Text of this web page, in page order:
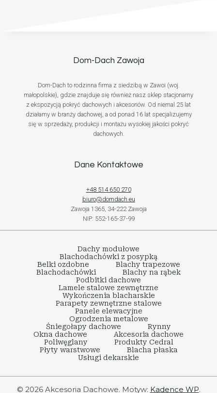
Dom-Dach Zawoja
Dom-Dach to rodzinna firma z siedzibą w Zawoi (woj.
małopolskie), gdzie znajduje się również nasz sklep stacjonarny
z ekspozycją pokryć dachowych i akcesoriów. Od niemal 25 lat
działamy w branży dachowej, a od ponad 16 lat specjalizujemy
się w sprzedaży, produkcji i montażu wysokiej jakości pokryć
dachowych.
Dane Kontaktowe
+48 514 650 270
biuro@domdach.eu
Zawoja 1365, 34-222 Zawoja
NIP: 552-165-37-99
Dachy modułowe
Blachodachówki z posypką
Belki ozdobne
Blachy trapezowe
Blachodachówki
Blachy na rąbek
Podbitki dachowe
Lamele stalowe zewnętrzne
Wykończenia blacharskie
Parapety zewnętrzne stalowe
Panele elewacyjne
Ogrodzenia metalowe
Śniegołapy dachowe
Rynny
Okna dachowe
Akcesoria dachowe
Poliwęglany
Produkty Cedral
Płyty warstwowe
Blacha płaska
Usługi dekarskie
© 2026 Akcesoria Dachowe. Motyw: Kadence WP.